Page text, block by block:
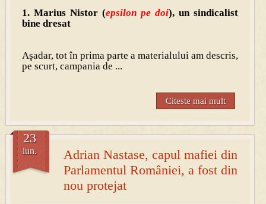
1. Marius Nistor (epsilon pe doi), un sindicalist
bine dresat
Aşadar, tot în prima parte a materialului am descris,
pe scurt, campania de ...
Citeste mai mult
Adrian Nastase, capul mafiei din
Parlamentul României, a fost din
nou protejat
23
iun.